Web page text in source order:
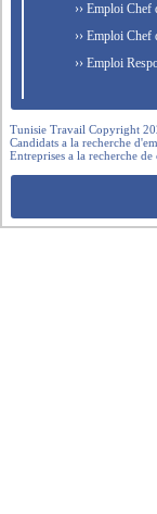
›› Emploi Chef
›› Emploi Chef
›› Emploi
Tunisie Travail Copyright
Candidats a la recherche
Entreprises a la recherche